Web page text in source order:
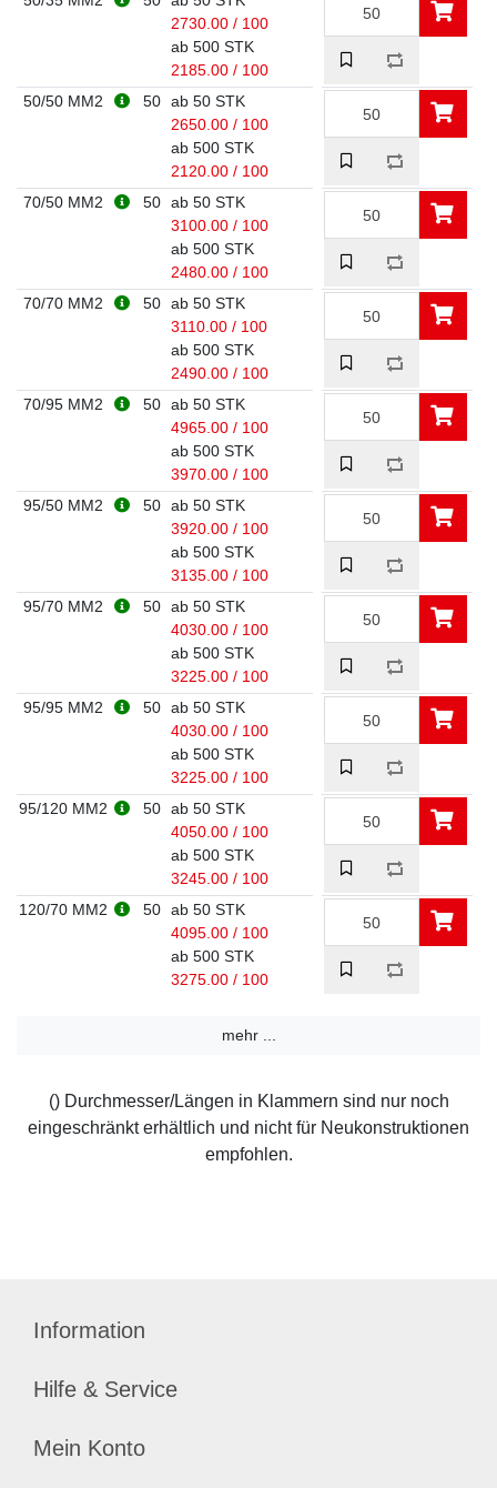
2730.00 / 100
ab 500 STK
2185.00 / 100
50/50 MM2
50 ab 50 STK
2650.00 / 100
ab 500 STK
2120.00 / 100
70/50 MM2
50 ab 50 STK
3100.00 / 100
ab 500 STK
2480.00 / 100
70/70 MM2
50 ab 50 STK
3110.00 / 100
ab 500 STK
2490.00 / 100
70/95 MM2
50 ab 50 STK
4965.00 / 100
ab 500 STK
3970.00 / 100
95/50 MM2
50 ab 50 STK
3920.00 / 100
ab 500 STK
3135.00 / 100
95/70 MM2
50 ab 50 STK
4030.00 / 100
ab 500 STK
3225.00 / 100
95/95 MM2
50 ab 50 STK
4030.00 / 100
ab 500 STK
3225.00 / 100
95/120 MM2
50 ab 50 STK
4050.00 / 100
ab 500 STK
3245.00 / 100
120/70 MM2
50 ab 50 STK
4095.00 / 100
ab 500 STK
3275.00 / 100
mehr ...
() Durchmesser/Längen in Klammern sind nur noch
eingeschränkt erhältlich und nicht für Neukonstruktionen
empfohlen.
Information
Hilfe & Service
Mein Konto